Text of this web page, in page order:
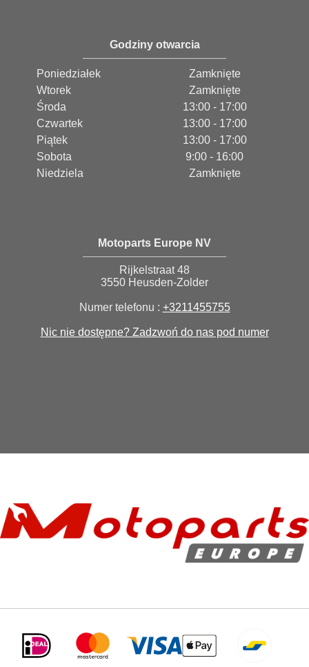
Godziny otwarcia
Poniedziałek
Zamknięte
Wtorek
Zamknięte
Środa
13:00 - 17:00
Czwartek
13:00 - 17:00
Piątek
13:00 - 17:00
Sobota
9:00 - 16:00
Niedziela
Zamknięte
Motoparts Europe NV
Rijkelstraat 48
3550 Heusden-Zolder
Numer telefonu : +3211455755
Nic nie dostępne? Zadzwoń do nas pod numer